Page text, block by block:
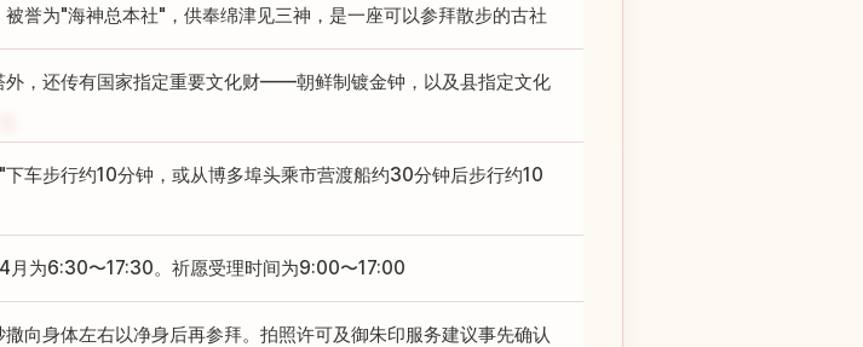
誉为"海神总本社"，供奉绵津见三神，是一座可以参拜散步的古社
外，还传有国家指定重要文化财——朝鲜制镀金钟，以及县指定文化
车步行约10分钟，或从博多埠头乘市营渡船约30分钟后步行约10
月为6:30〜17:30。祈愿受理时间为9:00〜17:00
向身体左右以净身后再参拜。拍照许可及御朱印服务建议事先确认